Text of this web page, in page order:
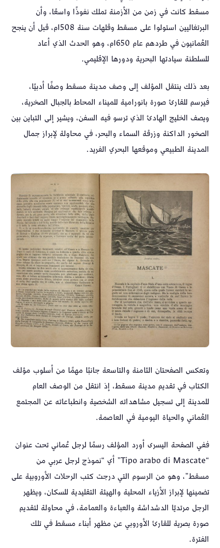
مسقط كانت في زمن من الأزمنة تملك نفوذًا واسعًا، وأن
البرتغاليين استولوا على مسقط وقلهات سنة 1508م، قبل أن ينجح
العُمانيون في طردهم عام 1650م، وهو الحدث الذي أعاد
للسلطنة سيادتها البحرية ودورها الإقليمي.
بعد ذلك ينتقل المؤلف إلى وصف مدينة مسقط وصفًا أدبيًا،
فيرسم للقارئ صورة بانورامية للميناء المحاط بالجبال الصخرية،
ويصف الخليج الهادئ الذي ترسو فيه السفن، ويشير إلى التباين بين
الصخور الداكنة وزرقة السماء والبحر، في محاولة لإبراز جمال
المدينة الطبيعي وموقعها البحري الفريد.
وتعكس الصفحتان الثامنة والتاسعة جانبًا مهمًا من أسلوب مؤلف
الكتاب في تقديم مدينة مسقط، إذ انتقل من الوصف العام
للمدينة إلى تسجيل مشاهداته الشخصية وانطباعاته عن المجتمع
العُماني والحياة اليومية في العاصمة.
ففي الصفحة اليسرى أورد المؤلف رسمًا لرجل عُماني تحت عنوان
“Tipo arabo di Mascate” أي “نموذج لرجل عربي من
مسقط”، وهو من الرسوم التي درجت كتب الرحلات الأوروبية على
تضمينها لإبراز الأزياء المحلية والهيئة التقليدية للسكان، ويظهر
الرجل مرتديًا الدشداشة والعباءة والعمامة، في محاولة لتقديم
صورة بصرية للقارئ الأوروبي عن مظهر أبناء مسقط في تلك
الفترة.